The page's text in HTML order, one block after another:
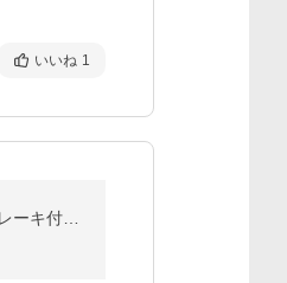
いいね 1